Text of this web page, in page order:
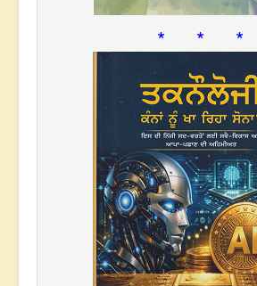
* * *